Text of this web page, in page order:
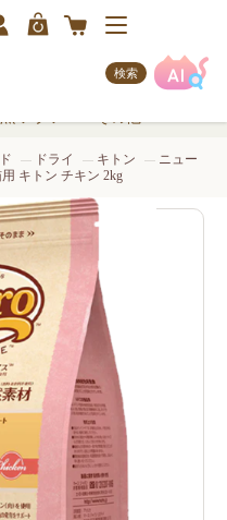
検索
ドライ キトン
ニュー
キトン チキン 2kg